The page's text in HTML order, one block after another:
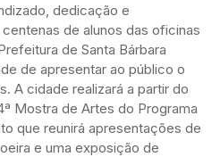
dedicação e
de alunos das oficinas
de Santa Bárbara
de apresentar ao público o
A cidade realizará a partir do
Mostra de Artes do Programa
que reunirá apresentações de
e uma exposição de